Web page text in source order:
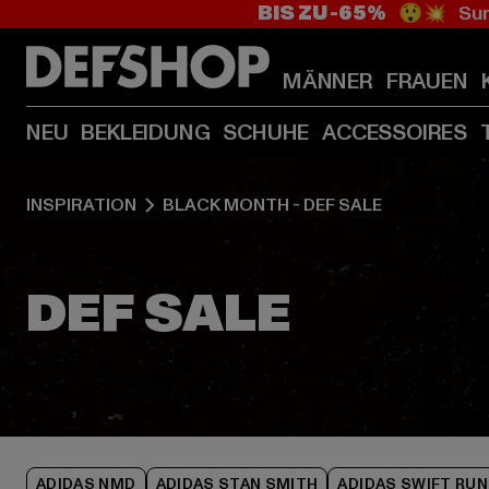
BIS ZU -65% 😲💥
MÄNNER FRAUEN
NEU BEKLEIDUNG SCHUHE ACCESSOIRES
INSPIRATION BLACK MONTH - DEF SALE
ADIDAS NMD ADIDAS STAN SMITH ADIDAS SWIFT RUN